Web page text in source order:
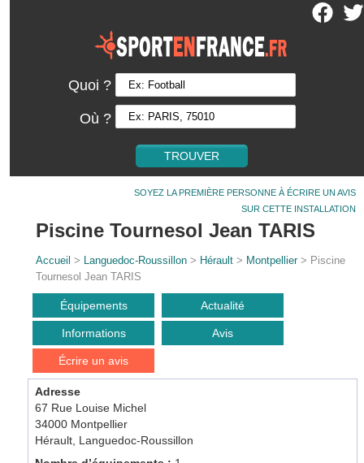
Quoi ?
Où ?
SOYEZ LA PREMIÈRE PERSONNE À ÉCRIRE UN AVIS
SUR CETTE INSTALLATION
Piscine Tournesol Jean TARIS
Accueil > Languedoc-Roussillon > Hérault > Montpellier> Piscine
Tournesol Jean TARIS
Équipements Actualité
Informations Avis
Écrire un avis
Adresse
67 Rue Louise Michel
34000 Montpellier
Hérault, Languedoc-Roussillon